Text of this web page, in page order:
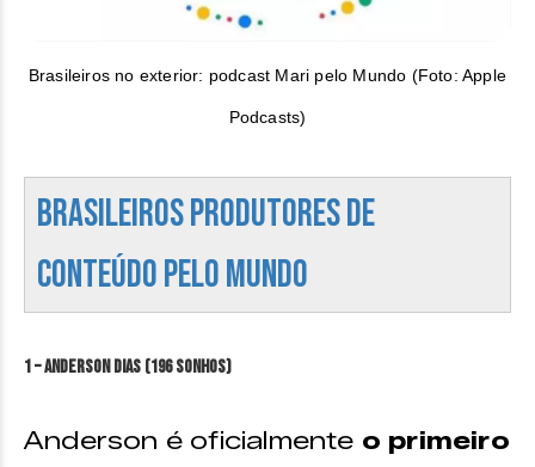
Brasileiros no exterior: podcast Mari pelo Mundo (Foto: Apple
Podcasts)
Brasileiros Produtores de
conteúdo pelo mundo
1 – Anderson Dias (196 sonhos)
Anderson é oficialmente o primeiro